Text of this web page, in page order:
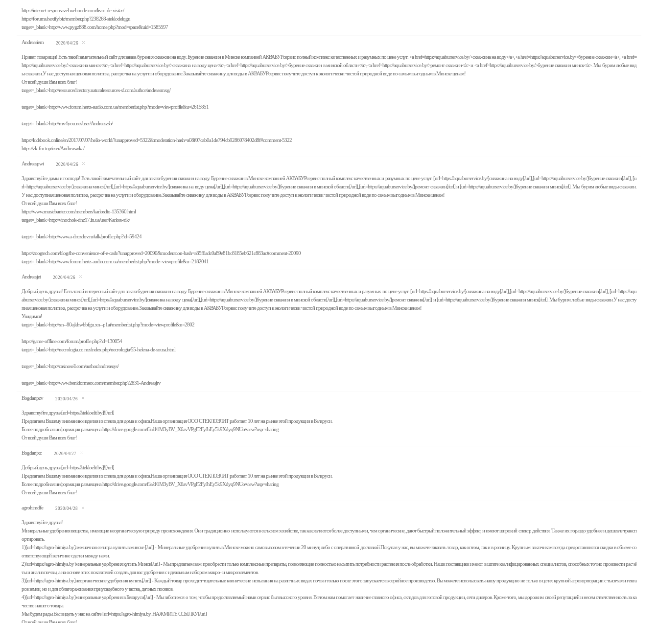
https://internet-responsavel.webnode.com/livro-de-visitas/
https://forums.hexify.biz/member.php?238268-steklodelqgu
target=_blank>http://www.pygz888.com/home.php?mod=space&uid=1585597
Andreasiem 2020/04/26
Привет товарищи! Есть такой замечательный сайт для заказа бурения скважин на воду. Бурение скважин в Минске компанией АКВАБУРсервис полный комплекс качественных и разумных по цене услуг. <a href=https://aquaburservice.by/>скважина на воду</a>,<a href=https://aquaburservice.by/>бурение скважин</a>, <a href=
https://aquaburservice.by/>скважина минск</a>,<a href=https://aquaburservice.by/>скважина на воду цена</a>,<a href=https://aquaburservice.by/>бурение скважин в минской области</a>,<a href=https://aquaburservice.by/>ремонт скважин</a> и <a href=https://aquaburservice.by/>бурение скважин минск</a>. Мы бурим любые вид
ы скважин.У нас доступная ценовая политика, рассрочка на услуги и оборудование.Заказывайте скважину для воды в АКВАБУРсервис получите доступ к экологически чистой природной воде по самым выгодным в Минске ценам!
От всей души Вам всех благ!
target=_blank>http://resourcedirectory.naturalresources-sf.com/author/andreasmxg/
target=_blank>http://www.forum.hertz-audio.com.ua/memberlist.php?mode=viewprofile&u=2615851
target=_blank>http://mv4you.net/user/Andreaszsb/
https://kidsbook.online/en/2017/07/07/hello-world/?unapproved=5322&moderation-hash=a08f07cab0a1de794cb9286078402d8f#comment-5322
https://zk-fm.top/user/Andreaswka/
Andreaspwi 2020/04/26
Здравствуйте дамы и господа! Есть такой замечательный сайт для заказа бурения скважин на воду. Бурение скважин в Минске компанией АКВАБУРсервис полный комплекс качественных и разумных по цене услуг. [url=https://aquaburservice.by/]скважина на воду[/url],[url=https://aquaburservice.by/]бурение скважин[/url], [u
rl=https://aquaburservice.by/]скважина минск[/url],[url=https://aquaburservice.by/]скважина на воду цена[/url],[url=https://aquaburservice.by/]бурение скважин в минской области[/url],[url=https://aquaburservice.by/]ремонт скважин[/url] и [url=https://aquaburservice.by/]бурение скважин минск[/url]. Мы бурим любые виды скважин.
У нас доступная ценовая политика, рассрочка на услуги и оборудование.Заказывайте скважину для воды в АКВАБУРсервис получите доступ к экологически чистой природной воде по самым выгодным в Минске ценам!
От всей души Вам всех благ!
https://www.musicbanter.com/members/karlosdto-135360.html
target=_blank>http://vinochok-dnz17.in.ua/user/Karloswdk/
target=_blank>http://www.a-drozdov.ru/talk/profile.php?id=59424
https://zoogtech.com/blog/the-convenience-of-e-cash/?unapproved=20090&moderation-hash=a85f6adc0a89e81bc8185eb621c883ac#comment-20090
target=_blank>http://www.forum.hertz-audio.com.ua/memberlist.php?mode=viewprofile&u=2182041
Andreasjet 2020/04/26
Добрый день друзья! Есть такой интересный сайт для заказа бурения скважин на воду. Бурение скважин в Минске компанией АКВАБУРсервис полный комплекс качественных и разумных по цене услуг. [url=https://aquaburservice.by/]скважина на воду[/url],[url=https://aquaburservice.by/]бурение скважин[/url], [url=https://aqu
aburservice.by/]скважина минск[/url],[url=https://aquaburservice.by/]скважина на воду цена[/url],[url=https://aquaburservice.by/]бурение скважин в минской области[/url],[url=https://aquaburservice.by/]ремонт скважин[/url] и [url=https://aquaburservice.by/]бурение скважин минск[/url]. Мы бурим любые виды скважин.У нас досту
пная ценовая политика, рассрочка на услуги и оборудование.Заказывайте скважину для воды в АКВАБУРсервис получите доступ к экологически чистой природной воде по самым выгодным в Минске ценам!
Увидимся!
target=_blank>http://xn--80ajkhwbbfgu.xn--p1ai/memberlist.php?mode=viewprofile&u=2802
https://game-offline.com/forum/profile.php?id=130054
target=_blank>http://necrologia.co.mz/index.php/necrologia/55-helena-de-sousa.html
target=_blank>http://casinosell.com/author/andreassys/
target=_blank>http://www.benidormsex.com/member.php?2831-Andreasjrv
Bogdanpzv 2020/04/26
Здравствуйте друзья[url=https://stekloelit.by]![/url]
Предлагаем Вашему вниманию изделия из стекла для дома и офиса.Наша организация ООО СТЕКЛОЭЛИТ работает 10 лет на рынке этой продукции в Беларуси.
Более подробная информация размещена https://drive.google.com/file/d/1M3yBV_X6avVPgF2FyJhEy5k9Xdyq9NUo/view?usp=sharing
От всей души Вам всех благ!
Bogdanjxc 2020/04/27
Добрый день друзья[url=https://stekloelit.by]![/url]
Предлагаем Вашему вниманию изделия из стекла для дома и офиса.Наша организация ООО СТЕКЛОЭЛИТ работает 10 лет на рынке этой продукции в Беларуси.
Более подробная информация размещена https://drive.google.com/file/d/1M3yBV_X6avVPgF2FyJhEy5k9Xdyq9NUo/view?usp=sharing
От всей души Вам всех благ!
agrohimdfe 2020/04/28
Здравствуйте друзья!
Минеральные удобрения вещества, имеющие неорганическую природу происхождения. Они традиционно используются в сельском хозяйстве, так как являются более доступными, чем органические, дают быстрый положительный эффект, и имеют широкий спектр действия. Также их гораздо удобнее и дешевле трансп
ортировать.
1)[url=https://agro-himiya.by]аммиачная селитра купить в минске [/url] - Минеральные удобрения купить в Минске можно самовывозом в течении 20 минут, либо c оперативной доставкой.Покупая у нас, вы можете заказать товар, как оптом, так и в розницу. Крупным заказчикам всегда предоставляются скидки в объеме со
ответствующей величине сделки между нами.
2)[url=https://agro-himiya.by]минеральные удобрения купить Минск[/url] - Мы предлагаем вам приобрести только комплексные препараты, позволяющие полностью насытить потребности растения после обработки. Наши поставщики имеют в штате квалифицированных специалистов, способных точно произвести расчё
ты и анализ почвы, а на основе этих показателей создать для вас удобрения с идеальным набором макро- и микроэлементов.
3)[url=https://agro-himiya.by]неорганические удобрения купить[/url] - Каждый товар проходит тщательные клинические испытания на различных видах почв и только после этого запускается в серийное производство. Вы можете использовать нашу продукцию не только в целях крупной агрокорпорации с тысячами гекта
ров земли, но и для облагораживания приусадебного участка, дачных посевов.
4)[url=https://agro-himiya.by]минеральные удобрения в Беларуси[/url] - Мы заботимся о том, чтобы предоставляемый нами сервис был высокого уровня. В этом нам помогает наличие главного офиса, складов для готовой продукции, сети дилеров. Кроме того, мы дорожим своей репутацией и несем ответственность за ка
чество нашего товара.
Мы будем рады Вас видеть у нас на сайте [url=https://agro-himiya.by]НАЖМИТЕ ССЫЛКУ[/url]